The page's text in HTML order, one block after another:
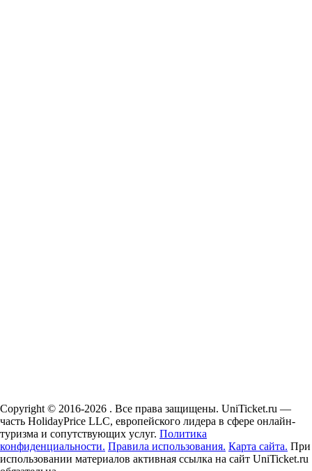
Copyright © 2016-2026 . Все права защищены. UniTicket.ru —
часть HolidayPrice LLC, европейского лидера в сфере онлайн-
туризма и сопутствующих услуг. Политика
конфиденциальности. Правила использования. Карта сайта. При
использовании материалов активная ссылка на сайт UniTicket.ru